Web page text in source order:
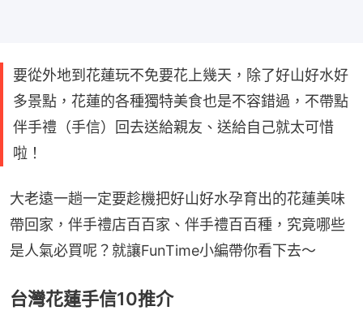
要從外地到花蓮玩不免要花上幾天，除了好山好水好
多景點，花蓮的各種獨特美食也是不容錯過，不帶點
伴手禮（手信）回去送給親友、送給自己就太可惜
啦！
大老遠一趟一定要趁機把好山好水孕育出的花蓮美味
帶回家，伴手禮店百百家、伴手禮百百種，究竟哪些
是人氣必買呢？就讓FunTime小編帶你看下去～
台灣花蓮手信10推介